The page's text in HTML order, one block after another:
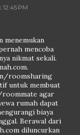
PM
menemukan
mencoba
nikmat sekali.
roomsharing
untuk membuat
agar
rumah dapat
biaya
Berawal dari
diluncurkan